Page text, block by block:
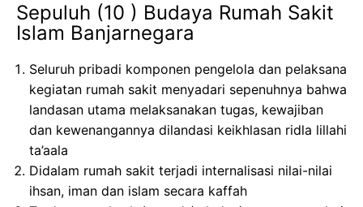
Sepuluh (10 ) Budaya Rumah Sakit
Islam Banjarnegara
Seluruh pribadi komponen pengelola dan pelaksana
kegiatan rumah sakit menyadari sepenuhnya bahwa
landasan utama melaksanakan tugas, kewajiban
dan kewenangannya dilandasi keikhlasan ridla lillahi
ta’aala
Didalam rumah sakit terjadi internalisasi nilai-nilai
ihsan, iman dan islam secara kaffah